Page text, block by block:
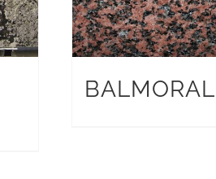
BALMORAL